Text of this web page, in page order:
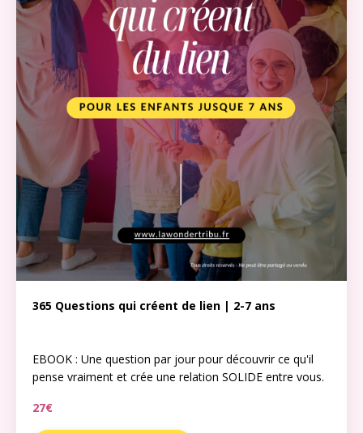
365 Questions qui créent de lien | 2-7 ans
EBOOK : Une question par jour pour découvrir ce qu'il
pense vraiment et crée une relation SOLIDE entre vous.
27€